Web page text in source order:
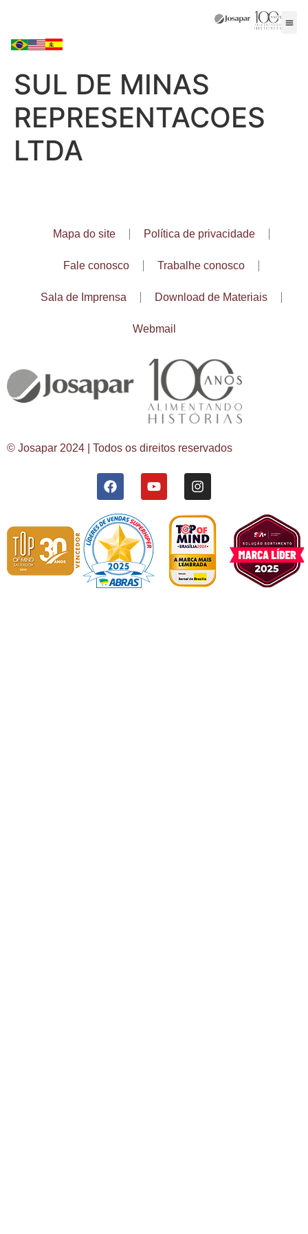
SUL DE MINAS
REPRESENTACOES
LTDA
Mapa do site Política de privacidade
Fale conosco Trabalhe conosco
Sala de Imprensa Download de Materiais
Webmail
© Josapar 2024 | Todos os direitos reservados